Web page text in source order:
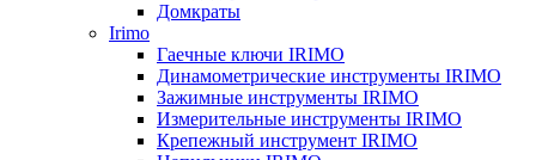
Домкраты
Irimo
Гаечные ключи IRIMO
Динамометрические инструменты IRIMO
Зажимные инструменты IRIMO
Измерительные инструменты IRIMO
Крепежный инструмент IRIMO